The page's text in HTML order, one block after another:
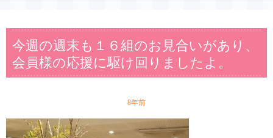
今週の週末も１６組のお見合いがあり、
会員様の応援に駆け回りましたよ。
8年前